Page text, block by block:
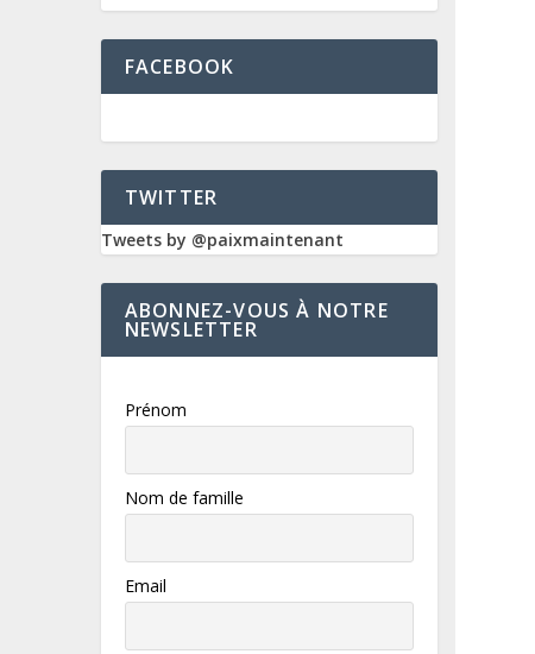
FACEBOOK
TWITTER
Tweets by @paixmaintenant
ABONNEZ-VOUS À NOTRE
NEWSLETTER
Prénom
Nom de famille
Email